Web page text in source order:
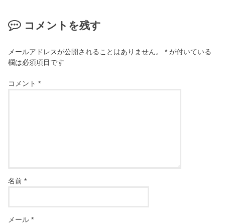
コメントを残す
メールアドレスが公開されることはありません。 * が付いている
欄は必須項目です
コメント*
名前*
メール*